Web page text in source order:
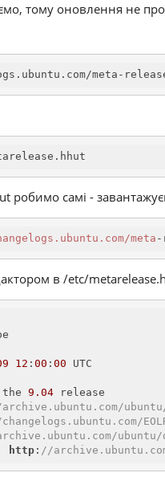
тому оновлення не
meta-
робимо самі -
meta-
в /etc/
12 : 00 : 00
9.04
http : //